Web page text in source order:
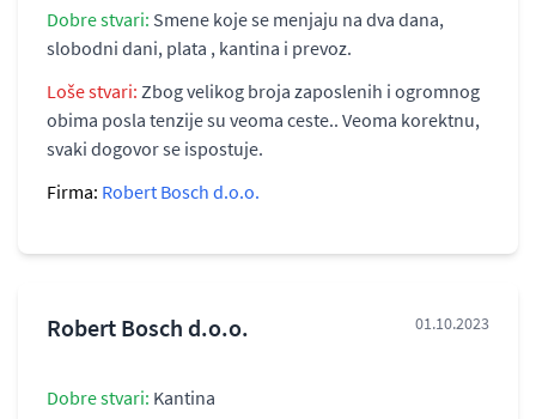
Dobre stvari: Smene koje se menjaju na dva dana,
slobodni dani, plata , kantina i prevoz.
Loše stvari: Zbog velikog broja zaposlenih i ogromnog
obima posla tenzije su veoma ceste.. Veoma korektnu,
svaki dogovor se ispostuje.
Firma: Robert Bosch d.o.o.
Robert Bosch d.o.o. 01.10.2023
Dobre stvari: Kantina